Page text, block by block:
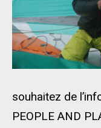
souhaitez de
PEOPLE AND